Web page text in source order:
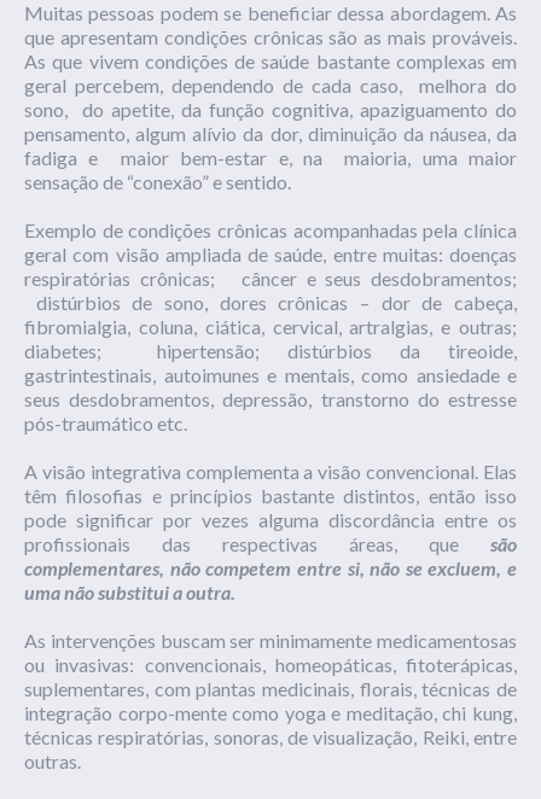
Muitas pessoas podem se beneficiar dessa abordagem. As
que apresentam condições crônicas são as mais prováveis.
As que vivem condições de saúde bastante complexas em
geral percebem, dependendo de cada caso, melhora do
sono, do apetite, da função cognitiva, apaziguamento do
pensamento, algum alívio da dor, diminuição da náusea, da
fadiga e maior bem-estar e, na maioria, uma maior
sensação de “conexão” e sentido.
Exemplo de condições crônicas acompanhadas pela clínica
geral com visão ampliada de saúde, entre muitas: doenças
respiratórias crônicas; câncer e seus desdobramentos;
distúrbios de sono, dores crônicas – dor de cabeça,
fibromialgia, coluna, ciática, cervical, artralgias, e outras;
diabetes; hipertensão; distúrbios da tireoide,
gastrintestinais, autoimunes e mentais, como ansiedade e
seus desdobramentos, depressão, transtorno do estresse
pós-traumático etc.
A visão integrativa complementa a visão convencional. Elas
têm filosofias e princípios bastante distintos, então isso
pode significar por vezes alguma discordância entre os
profissionais das respectivas áreas, que são
complementares, não competem entre si, não se excluem, e
uma não substitui a outra.
As intervenções buscam ser minimamente medicamentosas
ou invasivas: convencionais, homeopáticas, fitoterápicas,
suplementares, com plantas medicinais, florais, técnicas de
integração corpo-mente como yoga e meditação, chi kung,
técnicas respiratórias, sonoras, de visualização, Reiki, entre
outras.